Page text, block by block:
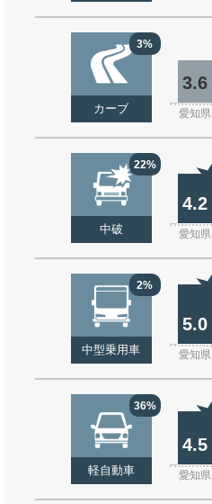
3%
カーブ
3.6
愛知県
22%
中破
4.2
愛知県
2%
中型乗用車
5.0
愛知県
36%
軽自動車
4.5
愛知県